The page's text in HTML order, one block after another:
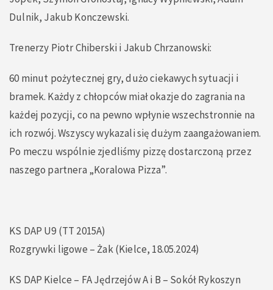
Dulnik, Jakub Konczewski.
Trenerzy Piotr Chiberski i Jakub Chrzanowski:
60 minut pożytecznej gry, dużo ciekawych sytuacji i
bramek. Każdy z chłopców miał okazje do zagrania na
każdej pozycji, co na pewno wpłynie wszechstronnie na
ich rozwój. Wszyscy wykazali się dużym zaangażowaniem.
Po meczu wspólnie zjedliśmy pizzę dostarczoną przez
naszego partnera „Koralowa Pizza”.
KS DAP U9 (TT 2015A)
Rozgrywki ligowe – Żak (Kielce, 18.05.2024)
KS DAP Kielce – FA Jędrzejów A i B – Sokół Rykoszyn